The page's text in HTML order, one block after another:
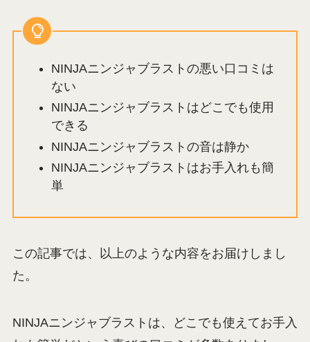
NINJAニンジャブラストの悪い口コミは
ない
NINJAニンジャブラストはどこでも使用
できる
NINJAニンジャブラストの音は静か
NINJAニンジャブラストはお手入れも簡
単
この記事では、以上のような内容をお届けしまし
た。
NINJAニンジャブラストは、どこでも使えてお手入